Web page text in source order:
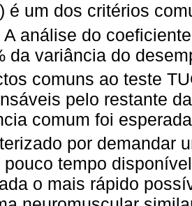
é um dos critérios
A análise do
da variância do
comuns ao teste
pelo restante
comum foi
por demandar
pouco tempo
o mais rápido